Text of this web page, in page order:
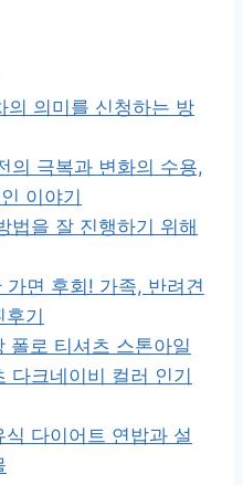
의 의미를 신청하는 방
의 극복과 변화의 수용,
이야기
법을 잘 진행하기 위해
면 후회! 가족, 반려견
기
폴로 티셔츠 스톤아일
다크네이비 컬러 인기
다이어트 연밥과 설